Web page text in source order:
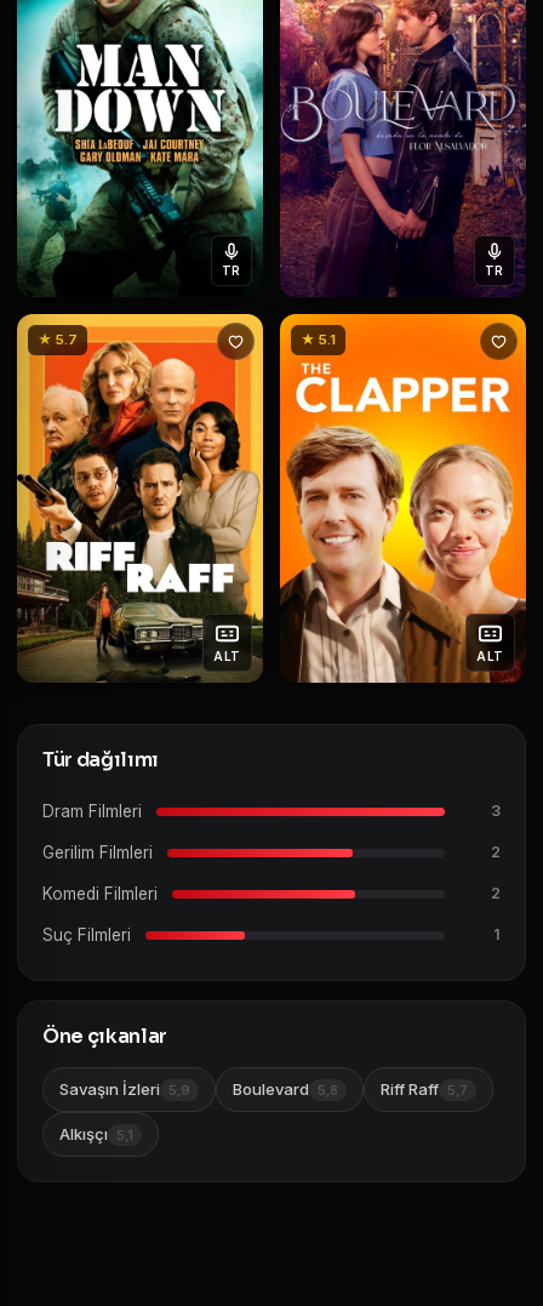
TR TR
★ 5.7
ALT
★ 5.1
ALT
Tür dağılımı
Dram Filmleri 3
Gerilim Filmleri 2
Komedi Filmleri 2
Suç Filmleri 1
Öne çıkanlar
Savaşın İzleri 5,9 Boulevard 5,8 Riff Raff 5,7
Alkışçı 5,1